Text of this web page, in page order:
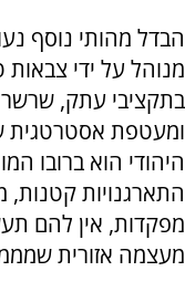
הבדל מהותי נוסף
מנוהל על ידי
בתקציבי עתק,
ומעטפת אסטרטגית
היהודי הוא ברובו
התארגנויות קטנות,
מפקדות, אין להם
מעצמה אזורית